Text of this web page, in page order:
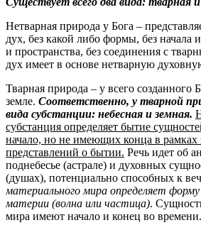
Нетварная природа у Бога –
дух, без какой либо формы, без начала
и пространства, без соединения с
дух имеет в основе нетварную
Тварная природа – у всего созданного
земле. Соответственно, у тварной
вида субстанции: небесная и земная.
субстанция определяет бытие
начало, но не имеющих конца в
представлений о бытии. Речь идет об
поднебесье (астрале) и духовных
(душах), потенциально способных к
материального мира определяет
материи (волна или частица).
мира имеют начало и конец во времени.